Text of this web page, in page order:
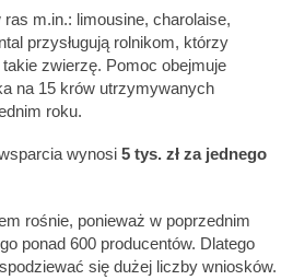
ras m.in.: limousine, charolaise,
przysługują rolnikom, którzy
zwierzę. Pomoc obejmuje
na 15 krów utrzymywanych
roku.
wynosi 5 tys. zł za jednego
rośnie, ponieważ w poprzednim
ponad 600 producentów. Dlatego
się dużej liczby wniosków.